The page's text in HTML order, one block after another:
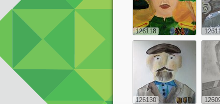
126118
126130